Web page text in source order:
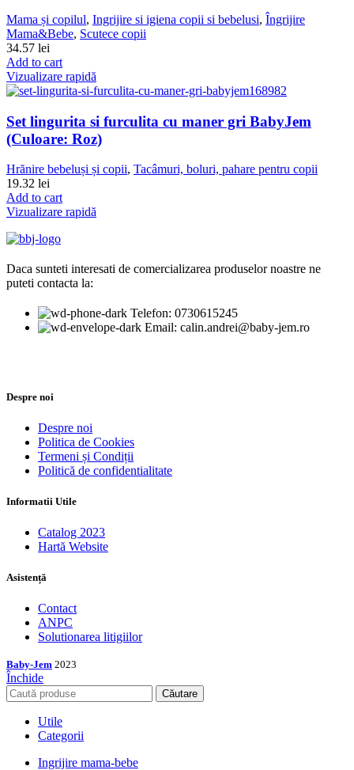
Mama și copilul, Ingrijire si igiena copii si bebelusi, Îngrijire
Mama&Bebe, Scutece copii
34.57 lei
Add to cart
Vizualizare rapidă
Set lingurita si furculita cu maner gri BabyJem
(Culoare: Roz)
Hrănire bebeluși și copii, Tacâmuri, boluri, pahare pentru copii
19.32 lei
Add to cart
Vizualizare rapidă
Daca sunteti interesati de comercializarea produselor noastre ne
puteti contacta la:
Telefon: 0730615245
Email: calin.andrei@baby-jem.ro
Despre noi
Despre noi
Politica de Cookies
Termeni și Condiții
Politică de confidentialitate
Informatii Utile
Catalog 2023
Hartă Website
Asistență
Contact
ANPC
Solutionarea litigiilor
Baby-Jem 2023
Închide
Căutare
Utile
Categorii
Ingrijire mama-bebe